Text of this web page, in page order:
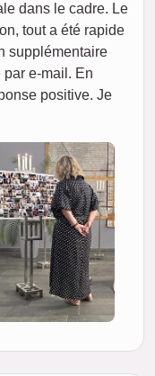
dans le cadre. Le
tout a été rapide
supplémentaire
e-mail. En
positive. Je